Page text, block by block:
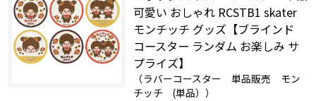
可愛い おしゃれ RCSTB1 skater
モンチッチ グッズ【ブラインド
コースター ランダム お楽しみ サ
プライズ】
（ラバーコースター 単品販売 モン
チッチ (単品））